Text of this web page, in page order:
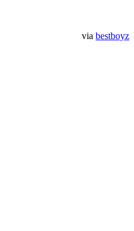
via bestboyz